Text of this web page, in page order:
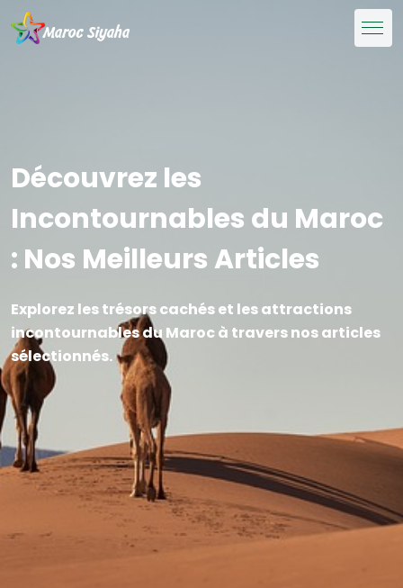
Découvrez les
Incontournables du Maroc
: Nos Meilleurs Articles
Explorez les trésors cachés et les attractions
incontournables du Maroc à travers nos articles
sélectionnés.